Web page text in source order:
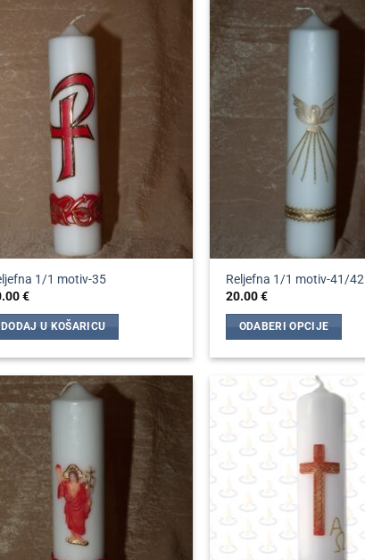
1/1 motiv-35
€
DODAJ U KOŠARICU
Reljefna 1/1 motiv-41/42
20.00€
ODABERI OPCIJE